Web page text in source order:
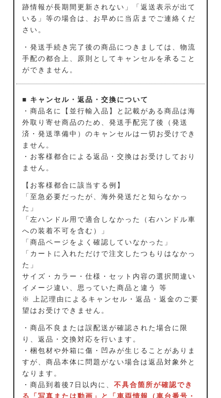
跡情報が長期間更新されない」「返送表示が出て
いる」等の場合は、お早めに当店までご連絡くだ
さい。
・発送手続き完了後の商品につきましては、物流
手配の都合上、原則としてキャンセルを承ること
ができません。
■ キャンセル・返品・交換について
・商品名に【並行輸入品】と記載がある商品は海
外取り寄せ商品のため、発送手配完了後（発送
済・発送準備中）のキャンセルは一切お受けでき
ません。
・お客様都合による返品・交換はお受けしており
ません。
【お客様都合に該当する例】
「至急必要だったが、海外発送だと知らなかっ
た」
「左ハンドル用で適合しなかった（右ハンドル車
への装着不可を含む）」
「商品ページをよく確認していなかった」
「カートに入れただけで注文したつもりはなかっ
た」
サイズ・カラー・仕様・セット内容の選択間違い
イメージ違い、思っていた商品と違う 等
※ 上記理由によるキャンセル・返品・返金のご要
望はお受けできません。
・商品不良または誤配送が確認された場合に限
り、返品・交換対応を行います。
・梱包材や外箱に傷・凹みが生じることがありま
すが、商品本体に問題がない場合は返品対象外と
なります。
・商品到着後7日以内に、 不具合箇所が確認でき
る「写真または動画」と「車両情報（車台番号・